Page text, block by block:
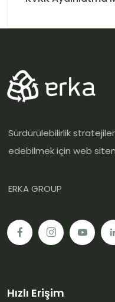
Sürdürülebilirlik
edebilmek için web
ERKA GROUP
Hızlı Erişim